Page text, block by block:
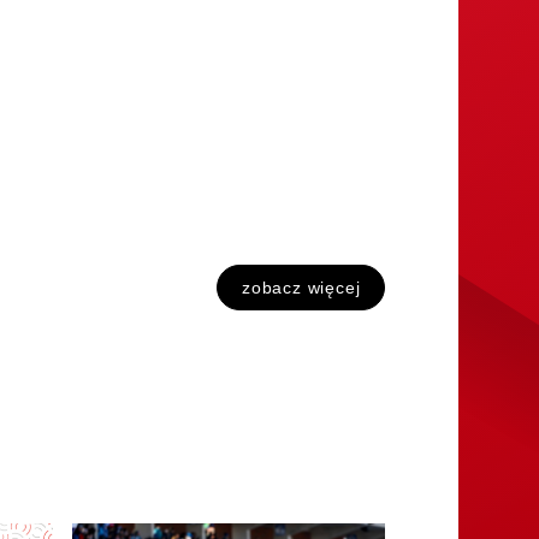
zobacz więcej